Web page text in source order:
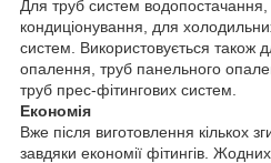
Для труб систем водопостачання,
кондиціонування, для
систем. Використовується також
опалення, труб панельного
труб прес-фітингових систем.
Економія
Вже після виготовлення кількох
завдяки економії фітингів.